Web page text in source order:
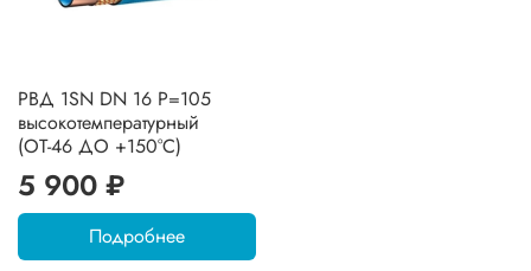
РВД 1SN DN 16 P=105
высокотемпературный
(ОТ-46 ДО +150°C)
5 900 ₽
Подробнее